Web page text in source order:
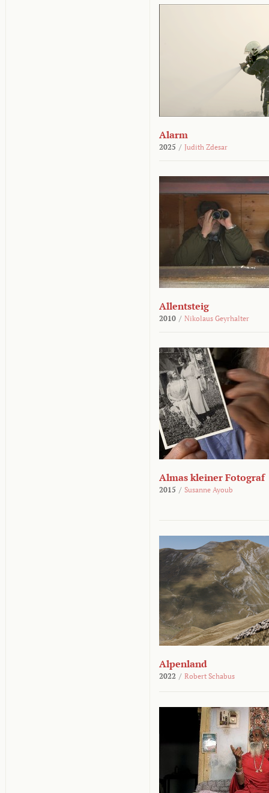
Alarm
2025 / Judith Zdesar
Allentsteig
2010 / Nikolaus Geyrhalter
Almas kleiner Fotograf
2015 / Susanne Ayoub
Alpenland
2022 / Robert Schabus